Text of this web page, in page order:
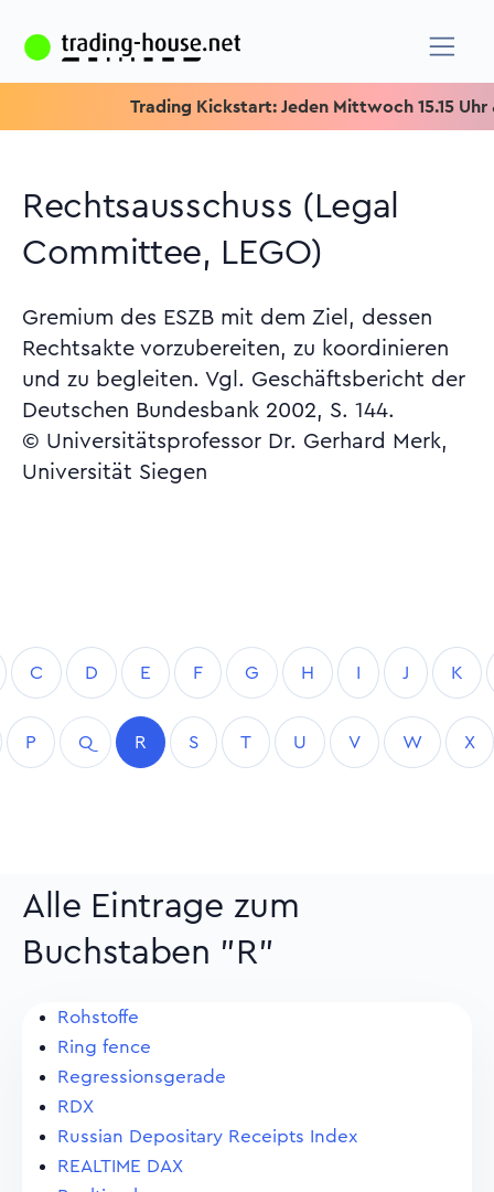
Trading Kickstart: Jeden Mittwoch 15.15 Uhr &
Rechtsausschuss (Legal
Committee, LEGO)
Gremium des ESZB mit dem Ziel, dessen
Rechtsakte vorzubereiten, zu koordinieren
und zu begleiten. Vgl. Geschäftsbericht der
Deutschen Bundesbank 2002, S. 144.
© Universitätsprofessor Dr. Gerhard Merk,
Universität Siegen
C D E F G H I J K
P Q R S T U V W X
Alle Eintrage zum
Buchstaben "R"
Rohstoffe
Ring fence
Regressionsgerade
RDX
Russian Depositary Receipts Index
REALTIME DAX